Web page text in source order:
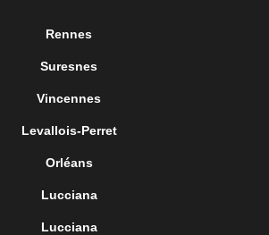
Rennes
Suresnes
Vincennes
Levallois-Perret
Orléans
Lucciana
Lucciana